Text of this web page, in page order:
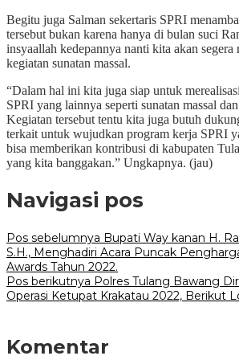
Begitu juga Salman sekertaris SPRI
tersebut bukan karena hanya di bulan suci
insyaallah kedepannya nanti kita akan segera
kegiatan sunatan massal.
“Dalam hal ini kita juga siap untuk
SPRI yang lainnya seperti sunatan massal
Kegiatan tersebut tentu kita juga butuh
terkait untuk wujudkan program kerja SPRI
bisa memberikan kontribusi di kabupaten
yang kita banggakan.” Ungkapnya. (jau)
Navigasi pos
Pos sebelumnya Bupati Way kanan H.
S.H., Menghadiri Acara Puncak
Awards Tahun 2022.
Pos berikutnya Polres Tulang Bawang
Operasi Ketupat Krakatau 2022, Berikut
Komentar